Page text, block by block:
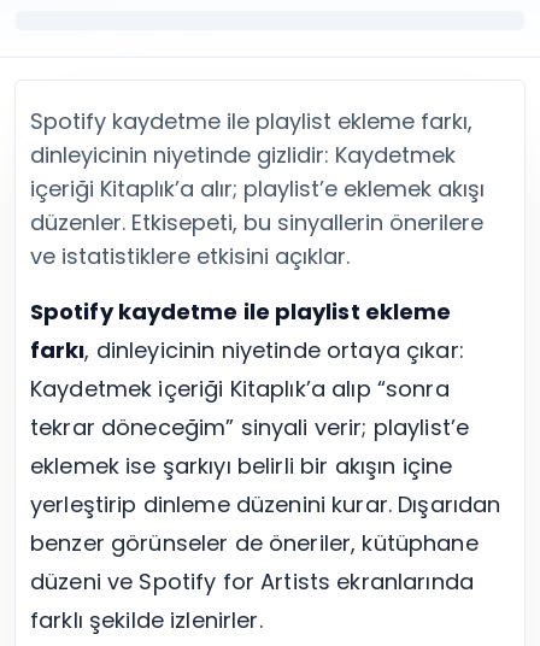
Twitter (X) Retweet Satın Al
Twitter (X) Video İzlenme Satın Al
Tümünü Gör
YouTube
YouTube Abone Satın Al
YouTube Beğeni Satın Al
YouTube İzlenme Satın Al
YouTube Yorum Satın Al
Facebook
Facebook Beğeni Satın Al
Facebook Takipçi Satın Al
Facebook Yorum Satın Al
Facebook Video İzlenme Satın Al
Tümünü Gör
Tümünü Gör
Diğer ücretsiz araçlar
Facebook Araçları
LinkedIn Araçları
Spotify Araçları
Telegram Araçları
Twitch Araçları
SoundCloud Araçları
Tümünü Gör
Spotify kaydetme ile playlist ekleme farkı,
dinleyicinin niyetinde gizlidir: Kaydetmek
içeriği Kitaplık’a alır; playlist’e eklemek akışı
düzenler. Etkisepeti, bu sinyallerin önerilere
ve istatistiklere etkisini açıklar.
Spotify kaydetme ile playlist ekleme
farkı, dinleyicinin niyetinde ortaya çıkar:
Kaydetmek içeriği Kitaplık’a alıp “sonra
tekrar döneceğim” sinyali verir; playlist’e
eklemek ise şarkıyı belirli bir akışın içine
yerleştirip dinleme düzenini kurar. Dışarıdan
benzer görünseler de öneriler, kütüphane
düzeni ve Spotify for Artists ekranlarında
farklı şekilde izlenirler.